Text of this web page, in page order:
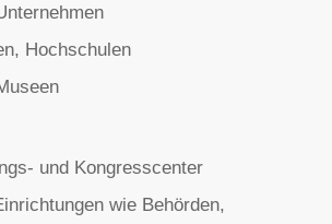
Hochschulen
und Kongresscenter
wie Behörden,